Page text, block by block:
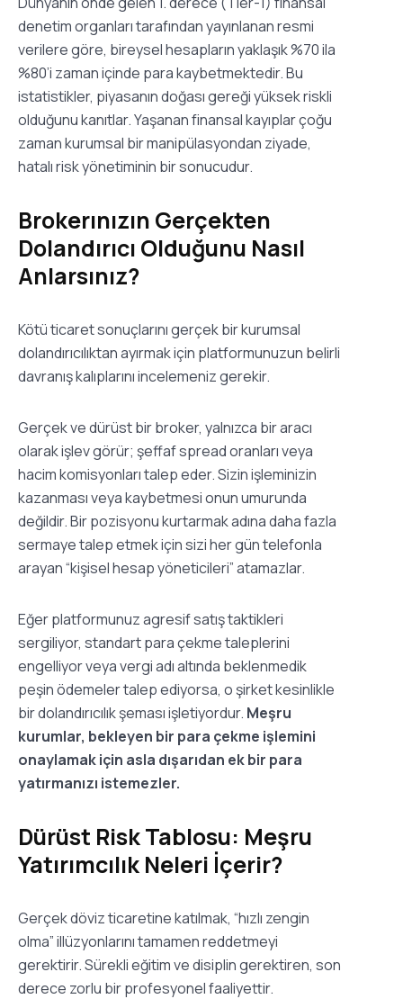
denetim organları tarafından yayınlanan resmi
verilere göre, bireysel hesapların yaklaşık %70 ila
%80’i zaman içinde para kaybetmektedir. Bu
istatistikler, piyasanın doğası gereği yüksek riskli
olduğunu kanıtlar. Yaşanan finansal kayıplar çoğu
zaman kurumsal bir manipülasyondan ziyade,
hatalı risk yönetiminin bir sonucudur.
Brokerınızın Gerçekten
Dolandırıcı Olduğunu Nasıl
Anlarsınız?
Kötü ticaret sonuçlarını gerçek bir kurumsal
dolandırıcılıktan ayırmak için platformunuzun belirli
davranış kalıplarını incelemeniz gerekir.
Gerçek ve dürüst bir broker, yalnızca bir aracı
olarak işlev görür; şeffaf spread oranları veya
hacim komisyonları talep eder. Sizin işleminizin
kazanması veya kaybetmesi onun umurunda
değildir. Bir pozisyonu kurtarmak adına daha fazla
sermaye talep etmek için sizi her gün telefonla
arayan “kişisel hesap yöneticileri” atamazlar.
Eğer platformunuz agresif satış taktikleri
sergiliyor, standart para çekme taleplerini
engelliyor veya vergi adı altında beklenmedik
peşin ödemeler talep ediyorsa, o şirket kesinlikle
bir dolandırıcılık şeması işletiyordur. Meşru
kurumlar, bekleyen bir para çekme işlemini
onaylamak için asla dışarıdan ek bir para
yatırmanızı istemezler.
Dürüst Risk Tablosu: Meşru
Yatırımcılık Neleri İçerir?
Gerçek döviz ticaretine katılmak, “hızlı zengin
olma” illüzyonlarını tamamen reddetmeyi
gerektirir. Sürekli eğitim ve disiplin gerektiren, son
derece zorlu bir profesyonel faaliyettir.